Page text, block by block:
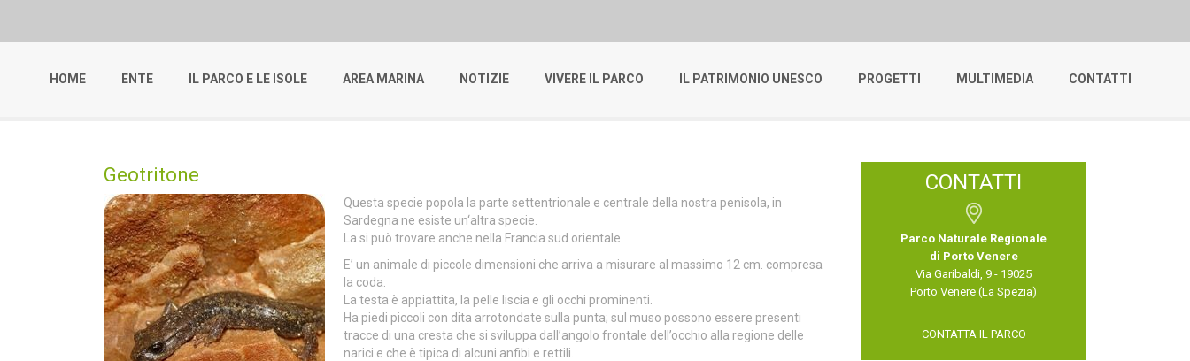
HOME ENTE IL PARCO E LE ISOLE AREA MARINA NOTIZIE VIVERE IL PARCO IL PATRIMONIO UNESCO PROGETTI MULTIMEDIA CONTATTI
Geotritone
Questa specie popola la parte settentrionale e centrale della nostra penisola, in
Sardegna ne esiste un‘altra specie.
La si può trovare anche nella Francia sud orientale.
E’ un animale di piccole dimensioni che arriva a misurare al massimo 12 cm. compresa
la coda.
La testa è appiattita, la pelle liscia e gli occhi prominenti.
Ha piedi piccoli con dita arrotondate sulla punta; sul muso possono essere presenti
tracce di una cresta che si sviluppa dall’angolo frontale dell’occhio alla regione delle
narici e che è tipica di alcuni anfibi e rettili.
CONTATTI
Parco Naturale Regionale
di Porto Venere
Via Garibaldi, 9 - 19025
Porto Venere (La Spezia)
CONTATTA IL PARCO